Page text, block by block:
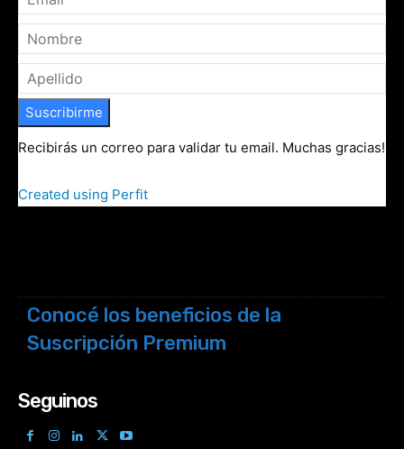
Suscribirme
Recibirás un correo para validar tu email. Muchas gracias!
Created using Perfit
Conocé los beneficios de la
Suscripción Premium
Seguinos